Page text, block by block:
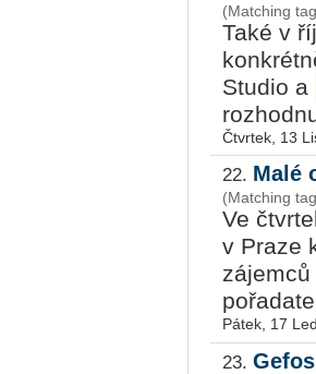
(Matching
Také v
Studio a
Čtvrtek, 13
22. Malé
(Matching
Ve
v Praze
Pátek, 17
23.